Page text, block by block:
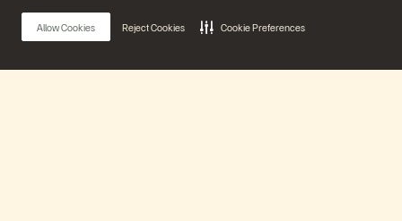
Allow Cookies Reject Cookies Cookie Preferences
お客さまコミュニティ
ナレッジ・用語